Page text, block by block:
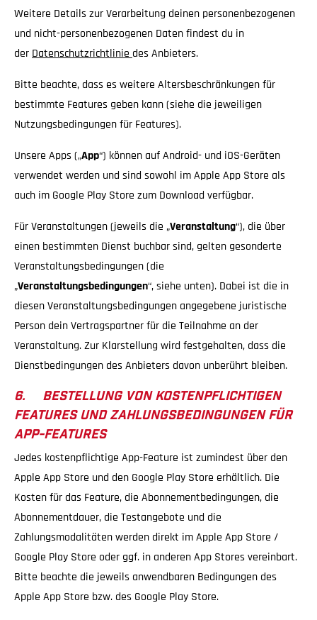
Weitere Details zur Verarbeitung deinen personenbezogenen
und nicht-personenbezogenen Daten findest du in
der Datenschutzrichtlinie des Anbieters.
Bitte beachte, dass es weitere Altersbeschränkungen für
bestimmte Features geben kann (siehe die jeweiligen
Nutzungsbedingungen für Features).
Unsere Apps („App“) können auf Android- und iOS-Geräten
verwendet werden und sind sowohl im Apple App Store als
auch im Google Play Store zum Download verfügbar.
Für Veranstaltungen (jeweils die „Veranstaltung“), die über
einen bestimmten Dienst buchbar sind, gelten gesonderte
Veranstaltungsbedingungen (die
„Veranstaltungsbedingungen“, siehe unten). Dabei ist die in
diesen Veranstaltungsbedingungen angegebene juristische
Person dein Vertragspartner für die Teilnahme an der
Veranstaltung. Zur Klarstellung wird festgehalten, dass die
Dienstbedingungen des Anbieters davon unberührt bleiben.
6. BESTELLUNG VON KOSTENPFLICHTIGEN
FEATURES UND ZAHLUNGSBEDINGUNGEN FÜR
APP-FEATURES
Jedes kostenpflichtige App-Feature ist zumindest über den
Apple App Store und den Google Play Store erhältlich. Die
Kosten für das Feature, die Abonnementbedingungen, die
Abonnementdauer, die Testangebote und die
Zahlungsmodalitäten werden direkt im Apple App Store /
Google Play Store oder ggf. in anderen App Stores vereinbart.
Bitte beachte die jeweils anwendbaren Bedingungen des
Apple App Store bzw. des Google Play Store.